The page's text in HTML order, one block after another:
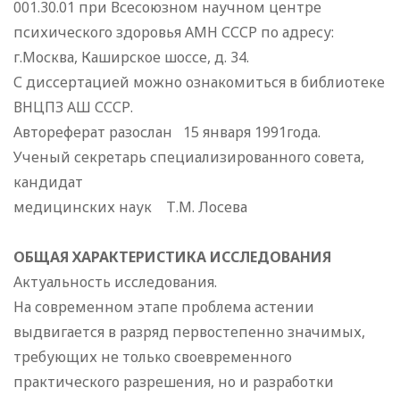
001.30.01 при Всесоюзном научном центре
психического здоровья АМН СССР по адресу:
г.Москва, Каширское шоссе, д. 34.
С диссертацией можно ознакомиться в библиотеке
ВНЦПЗ АШ СССР.
Автореферат разослан 15 января 1991года.
Ученый секретарь специализированного совета,
кандидат
медицинских наук Т.М. Лосева
ОБЩАЯ ХАРАКТЕРИСТИКА ИССЛЕДОВАНИЯ
Актуальность исследования.
На современном этапе проблема астении
выдвигается в разряд первостепенно значимых,
требующих не только своевременного
практического разрешения, но и разработки